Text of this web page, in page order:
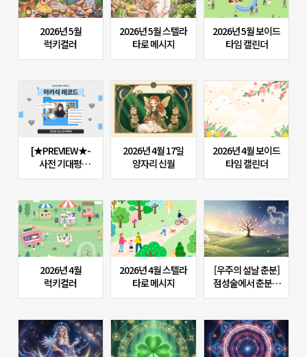
2026년 5월
럭키컬러
2026년 5월 스텔라
타로 메시지
2026년 5월 보이드
타임 캘린더
[★PREVIEW★-
사전 기대평
이벤트] 세상의
레코드'가 말하는
당신의 운명은?
(4/22 OPEN★)
2026년 4월 17일
양자리 신월
2026년 4월 보이드
타임 캘린더
2026년 4월
럭키컬러
2026년 4월 스텔라
타로 메시지
[우주의 설날 춘분]
점성술에서 춘분이
중요한 이유는?